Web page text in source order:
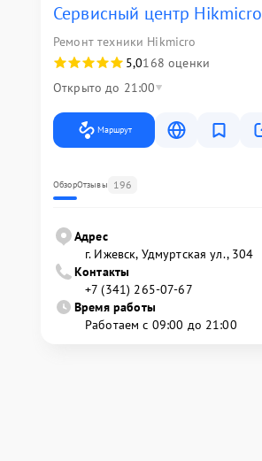
Сервисный центр Hikmicro
Ремонт техники Hikmicro
5,0168 оценки
Открыто до 21:00
Маршрут
ОбзорОтзывы 196
Адрес
г. Ижевск, Удмуртская ул., 304
Контакты
+7 (341) 265-07-67
Время работы
Работаем с 09:00 до 21:00